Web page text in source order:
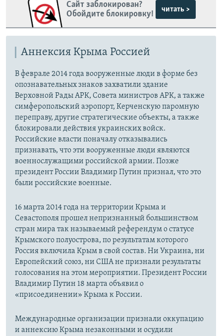
Сайт заблокирован?
Обойдите блокировку!
читать >
Аннексия Крыма Россией
В феврале 2014 года вооруженные люди в форме без
опознавательных знаков захватили здание
Верховной Рады АРК, Совета министров АРК, а также
симферопольский аэропорт, Керченскую паромную
переправу, другие стратегические объекты, а также
блокировали действия украинских войск.
Российские власти поначалу отказывались
признавать, что эти вооруженные люди являются
военнослужащими российской армии. Позже
президент России Владимир Путин признал, что это
были российские военные.
16 марта 2014 года на территории Крыма и
Севастополя прошел непризнанный большинством
стран мира так называемый референдум о статусе
Крымского полуострова, по результатам которого
Россия включила Крым в свой состав. Ни Украина, ни
Европейский союз, ни США не признали результаты
голосования на этом мероприятии. Президент России
Владимир Путин 18 марта объявил о
«присоединении» Крыма к России.
Международные организации признали оккупацию
и аннексию Крыма незаконными и осудили